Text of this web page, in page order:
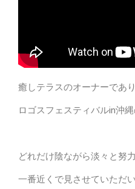
癒しテラスのオーナーであり
ロゴスフェスティバルin沖
どれだけ陰ながら淡々と努
一番近くで見させていただ